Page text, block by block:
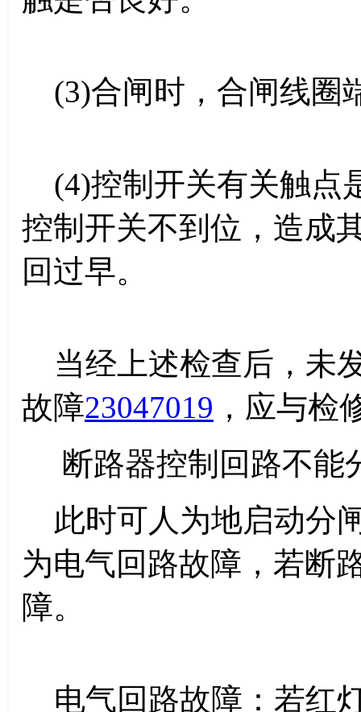
(3)合闸时，合闸线圈
(4)控制开关有关触点
控制开关不到位，造成
回过早。
当经上述检查后，未
故障23047019 ，应与检
断路器控制回路不能
此时可人为地启动分
为电气回路故障，若断
障。
电气回路故障：若红